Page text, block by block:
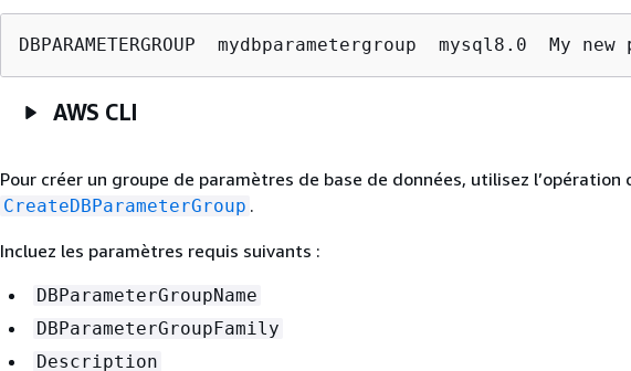
DBPARAMETERGROUP  mydbparametergroup  mysql8.0  My
AWS CLI
Pour créer un groupe de paramètres de base de données, utilisez l’opération
CreateDBParameterGroup .
Incluez les paramètres requis suivants :
DBParameterGroupName
DBParameterGroupFamily
Description